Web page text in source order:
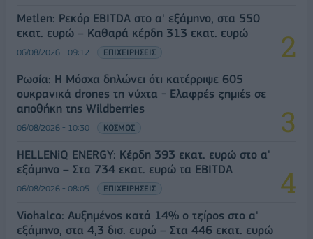
Metlen: Ρεκόρ EBITDA στο α' εξάμηνο, στα 550
εκατ. ευρώ – Καθαρά κέρδη 313 εκατ. ευρώ
06/08/2026 - 09:12 ΕΠΙΧΕΙΡΗΣΕΙΣ
Ρωσία: Η Μόσχα δηλώνει ότι κατέρριψε 605
ουκρανικά drones τη νύχτα - Ελαφρές ζημιές σε
αποθήκη της Wildberries
06/08/2026 - 10:30 ΚΟΣΜΟΣ
HELLENiQ ENERGY: Κέρδη 393 εκατ. ευρώ στο α'
εξάμηνο – Στα 734 εκατ. ευρώ τα EBITDA
06/08/2026 - 08:05 ΕΠΙΧΕΙΡΗΣΕΙΣ
Viohalco: Αυξημένος κατά 14% ο τζίρος στο α'
εξάμηνο, στα 4,3 δισ. ευρώ – Στα 446 εκατ. ευρώ